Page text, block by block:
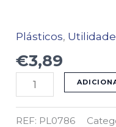
Plásticos,
€3,89
REF: PL0786